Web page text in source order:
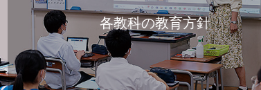
各教科の教育方針